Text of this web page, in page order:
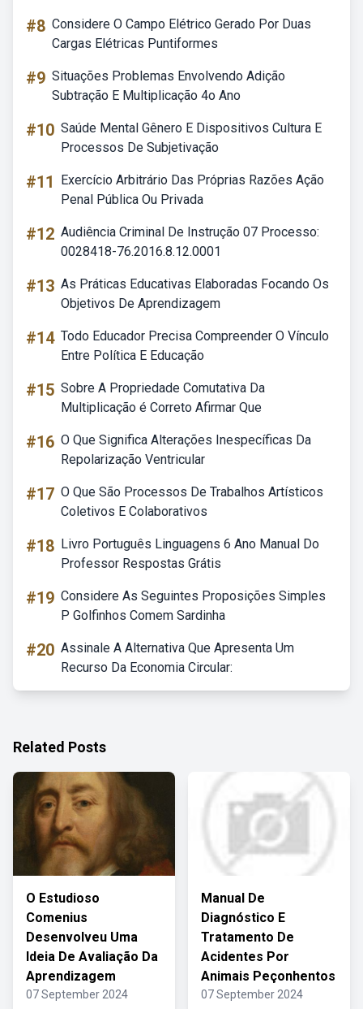
#8 Considere O Campo Elétrico Gerado Por Duas
Cargas Elétricas Puntiformes
#9 Situações Problemas Envolvendo Adição
Subtração E Multiplicação 4o Ano
#10 Saúde Mental Gênero E Dispositivos Cultura E
Processos De Subjetivação
#11
Exercício Arbitrário Das Próprias Razões Ação
Penal Pública Ou Privada
#12 Audiência Criminal De Instrução 07 Processo:
0028418-76.2016.8.12.0001
#13 As Práticas Educativas Elaboradas Focando Os
Objetivos De Aprendizagem
#14 Todo Educador Precisa Compreender O Vínculo
Entre Política E Educação
#15 Sobre A Propriedade Comutativa Da
Multiplicação é Correto Afirmar Que
#16 O Que Significa Alterações Inespecíficas Da
Repolarização Ventricular
#17 O Que São Processos De Trabalhos Artísticos
Coletivos E Colaborativos
#18 Livro Português Linguagens 6 Ano Manual Do
Professor Respostas Grátis
#19 Considere As Seguintes Proposições Simples
P Golfinhos Comem Sardinha
#20 Assinale A Alternativa Que Apresenta Um
Recurso Da Economia Circular:
Related Posts
O Estudioso
Comenius
Desenvolveu Uma
Ideia De Avaliação Da
Aprendizagem
07 September 2024
Manual De
Diagnóstico E
Tratamento De
Acidentes Por
Animais Peçonhentos
07 September 2024